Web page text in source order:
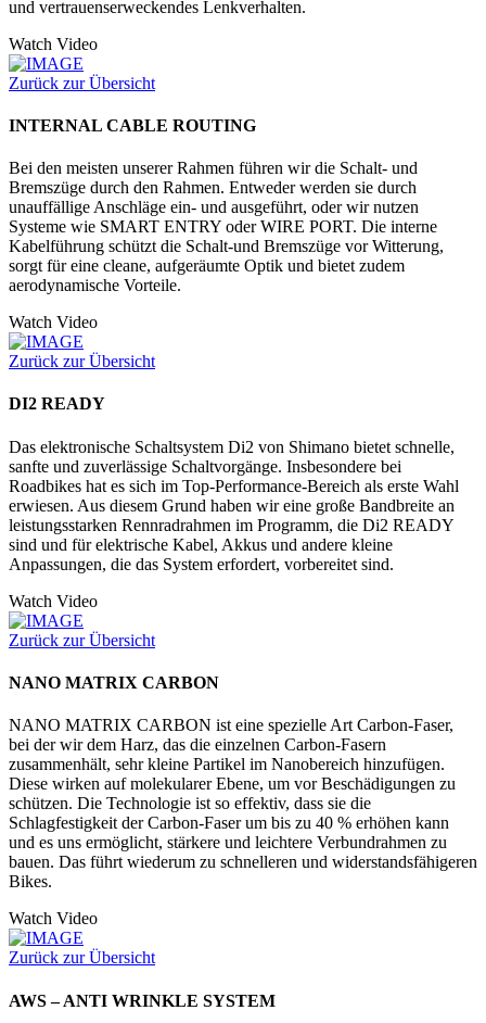
und vertrauenserweckendes Lenkverhalten.
Watch Video
Zurück zur Übersicht
INTERNAL CABLE ROUTING
Bei den meisten unserer Rahmen führen wir die Schalt- und
Bremszüge durch den Rahmen. Entweder werden sie durch
unauffällige Anschläge ein- und ausgeführt, oder wir nutzen
Systeme wie SMART ENTRY oder WIRE PORT. Die interne
Kabelführung schützt die Schalt-und Bremszüge vor Witterung,
sorgt für eine cleane, aufgeräumte Optik und bietet zudem
aerodynamische Vorteile.
Watch Video
Zurück zur Übersicht
DI2 READY
Das elektronische Schaltsystem Di2 von Shimano bietet schnelle,
sanfte und zuverlässige Schaltvorgänge. Insbesondere bei
Roadbikes hat es sich im Top-Performance-Bereich als erste Wahl
erwiesen. Aus diesem Grund haben wir eine große Bandbreite an
leistungsstarken Rennradrahmen im Programm, die Di2 READY
sind und für elektrische Kabel, Akkus und andere kleine
Anpassungen, die das System erfordert, vorbereitet sind.
Watch Video
Zurück zur Übersicht
NANO MATRIX CARBON
NANO MATRIX CARBON ist eine spezielle Art Carbon-Faser,
bei der wir dem Harz, das die einzelnen Carbon-Fasern
zusammenhält, sehr kleine Partikel im Nanobereich hinzufügen.
Diese wirken auf molekularer Ebene, um vor Beschädigungen zu
schützen. Die Technologie ist so effektiv, dass sie die
Schlagfestigkeit der Carbon-Faser um bis zu 40 % erhöhen kann
und es uns ermöglicht, stärkere und leichtere Verbundrahmen zu
bauen. Das führt wiederum zu schnelleren und widerstandsfähigeren
Bikes.
Watch Video
Zurück zur Übersicht
AWS – ANTI WRINKLE SYSTEM